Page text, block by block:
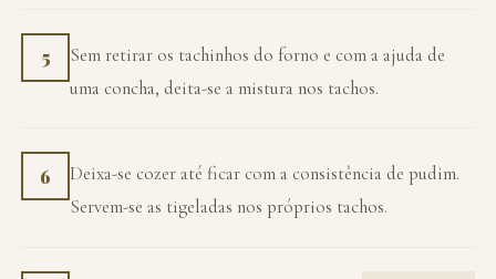
5
Sem retirar os tachinhos do forno e com a ajuda de
uma concha, deita-se a mistura nos tachos.
6
Deixa-se cozer até ficar com a consistência de pudim.
Servem-se as tigeladas nos próprios tachos.